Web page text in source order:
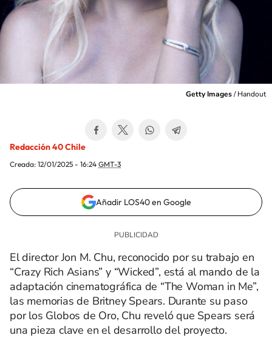
Getty Images/Handout
Redacción 40 Chile
Creada: 12/01/2025 - 16:24 GMT-3
Añadir LOS40 en Google
El director Jon M. Chu, reconocido por su trabajo en
“Crazy Rich Asians” y “Wicked”, está al mando de la
adaptación cinematográfica de “The Woman in Me”,
las memorias de Britney Spears. Durante su paso
por los Globos de Oro, Chu reveló que Spears será
una pieza clave en el desarrollo del proyecto.